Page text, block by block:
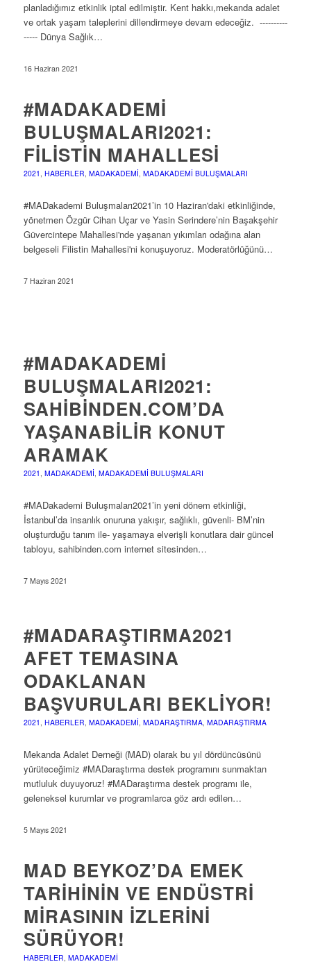
planladığımız etkinlik iptal edilmiştir. Kent hakkı,mekanda adalet
ve ortak yaşam taleplerini dillendirmeye devam edeceğiz. ----------
----- Dünya Sağlık…
16 Haziran 2021
#MADAKADEMI
BULUŞMALARI2021:
FILISTIN MAHALLESI
2021 , HABERLER, MADAKADEMI, MADAKADEMI BULUŞMALARI
#MADakademi Buluşmaları2021’in 10 Haziran'daki etkinliğinde,
yönetmen Özgür Cihan Uçar ve Yasin Serindere’nin Başakşehir
Güvercintepe Mahallesi'nde yaşanan yıkımları odağına alan
belgeseli Filistin Mahallesi'ni konuşuyoruz. Moderatörlüğünü…
7 Haziran 2021
#MADAKADEMI
BULUŞMALARI2021:
SAHIBINDEN.COM’DA
YAŞANABILIR KONUT
ARAMAK
2021 , MADAKADEMI, MADAKADEMI BULUŞMALARI
#MADakademi Buluşmaları2021’in yeni dönem etkinliği,
İstanbul’da insanlık onuruna yakışır, sağlıklı, güvenli- BM’nin
oluşturduğu tanım ile- yaşamaya elverişli konutlara dair güncel
tabloyu, sahibinden.com internet sitesinden…
7 Mayıs 2021
#MADARAŞTIRMA2021
AFET TEMASINA
ODAKLANAN
BAŞVURULARI BEKLIYOR!
2021 , HABERLER, MADAKADEMI, MADARAŞTIRMA, MADARAŞTIRMA
Mekanda Adalet Derneği (MAD) olarak bu yıl dördüncüsünü
yürüteceğimiz #MADaraştırma destek programını sunmaktan
mutluluk duyuyoruz! #MADaraştırma destek programı ile,
geleneksel kurumlar ve programlarca göz ardı edilen…
5 Mayıs 2021
MAD BEYKOZ’DA EMEK
TARIHININ VE ENDÜSTRI
MIRASININ İZLERINI
SÜRÜYOR!
HABERLER, MADAKADEMI